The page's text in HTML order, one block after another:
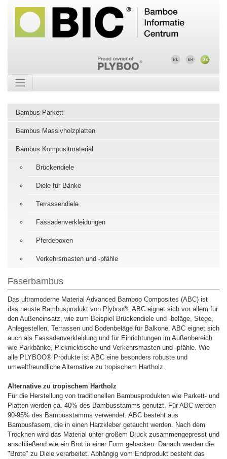
Bambus Parkett
Bambus Massivholzplatten
Bambus Kompositmaterial
Brückendiele
Diele für Bänke
Terrassendiele
Fassadenverkleidungen
Pferdeboxen
Verkehrsmasten und -pfähle
Faserbambus
Das ultramoderne Material Advanced Bamboo Composites (ABC) ist
das neuste Bambusprodukt von Plyboo®. ABC eignet sich vor allem für
den Außeneinsatz, wie zum Beispiel Brückendiele und -beläge, Stege,
Anlegestellen, Terrassen und Bodenbeläge für Balkone. ABC eignet sich
auch als Fassadenverkleidung und für Einrichtungen im Außenbereich
wie Parkbänke, Picknicktische und Verkehrsmasten und -pfähle. Wie
alle PLYBOO® Produkte ist ABC eine besonders robuste und
umweltfreundliche Alternative zu tropischem Hartholz.
Alternative zu tropischem Hartholz
Für die Herstellung von traditionellen Bambusprodukten wie Parkett- und
Platten werden ca. 40% des Bambusstamms genutzt. Für ABC werden
90-95% des Bambusstamms verwendet. ABC besteht aus
Bambusfasern, die in einen Harzkleber getaucht werden. Nach dem
Trocknen wird das Material unter großem Druck zusammengepresst und
anschließend wie ein Brot in einer Form gebacken. Danach werden die
"Brote" zu Diele verarbeitet. Abhängig vom Endprodukt besteht das